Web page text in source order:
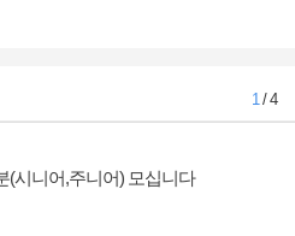
1/ 4
(시니어,주니어) 모십니다